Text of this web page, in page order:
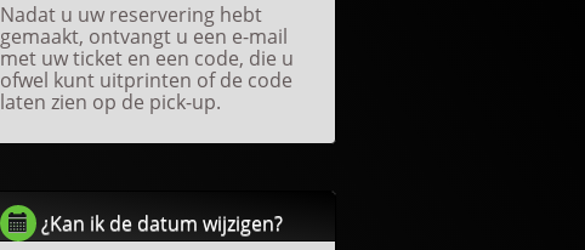
Nadat u uw reservering hebt
gemaakt, ontvangt u een e-mail
met uw ticket en een code, die u
ofwel kunt uitprinten of de code
laten zien op de pick-up.
¿Kan ik de datum wijzigen?